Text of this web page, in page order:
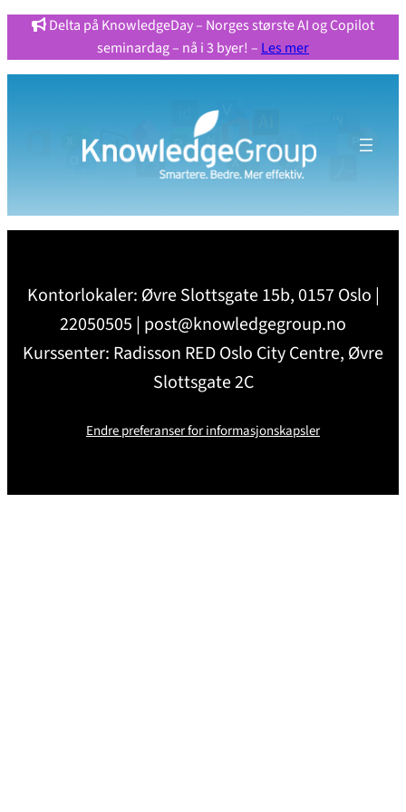
Delta på KnowledgeDay – Norges største AI og Copilot
seminardag – nå i 3 byer! – Les mer
Kontorlokaler: Øvre Slottsgate 15b, 0157 Oslo |
22050505 | post@knowledgegroup.no
Kurssenter: Radisson RED Oslo City Centre, Øvre
Slottsgate 2C
Endre preferanser for informasjonskapsler